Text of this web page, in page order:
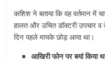
कशिश ने बताया कि वह वर्तमान में
हालत और उचित डॉक्टरी उपचार
दिन पहले मायके छोड़ आया था।
आखिरी फोन पर बयां किया